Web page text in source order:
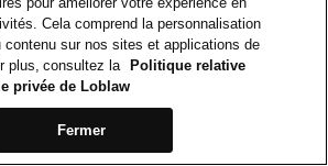
Cela comprend la personnalisation
contenu sur nos sites et applications de
plus, consultez la
Politique relative
privée de Loblaw
Fermer